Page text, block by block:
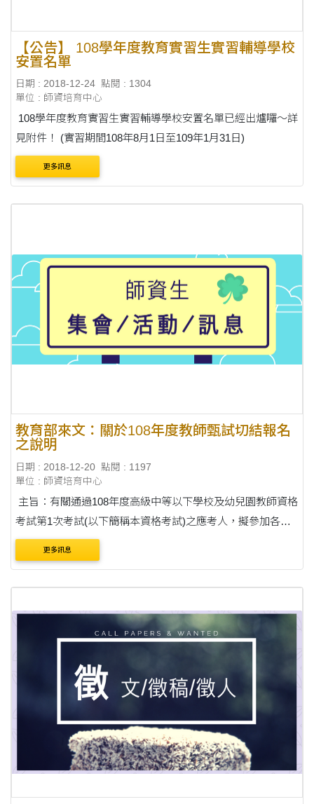
【公告】 108學年度教育實習生實習輔導學校
安置名單
日期 : 2018-12-24 點閱 : 1304
單位 : 師資培育中心
108學年度教育實習生實習輔導學校安置名單已經出爐囉～詳
見附件！ (實習期間108年8月1日至109年1月31日)
更多訊息
教育部來文：關於108年度教師甄試切結報名
之說明
日期 : 2018-12-20 點閱 : 1197
單位 : 師資培育中心
主旨：有關通過108年度高級中等以下學校及幼兒園教師資格
考試第1次考試(以下簡稱本資格考試)之應考人，擬參加各主
管教育行政機關辦理教師甄試一案，請依說明辦理，請查
照。 詳情請見附檔，謝謝！
更多訊息